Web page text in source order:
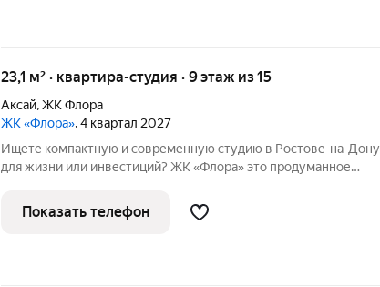
23,1 м² · квартира-студия · 9 этаж из 15
Аксай,ЖК Флора
ЖК «Флора», 4 квартал 2027
Ищете компактную и современную студию в Ростове-на-Дону
для жизни или инвестиций? ЖК «Флора» это продуманное
благоприятную территорию на площади 30 гектаров. Дом сдан,
ключи сразу при покупке.
Показать телефон